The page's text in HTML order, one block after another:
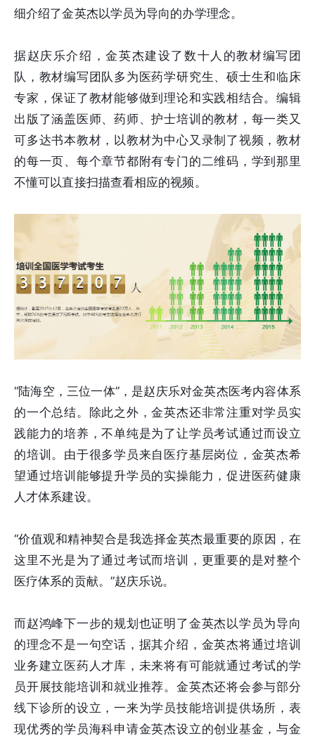
细介绍了金英杰以学员为导向的办学理念。
据赵庆乐介绍，金英杰建设了数十人的教材编写团
队，教材编写团队多为医药学研究生、硕士生和临床
专家，保证了教材能够做到理论和实践相结合。编辑
出版了涵盖医师、药师、护士培训的教材，每一类又
可多达书本教材，以教材为中心又录制了视频，教材
的每一页、每个章节都附有专门的二维码，学到那里
不懂可以直接扫描查看相应的视频。
“陆海空，三位一体”，是赵庆乐对金英杰医考内容体系
的一个总结。除此之外，金英杰还非常注重对学员实
践能力的培养，不单纯是为了让学员考试通过而设立
的培训。由于很多学员来自医疗基层岗位，金英杰希
望通过培训能够提升学员的实操能力，促进医药健康
人才体系建设。
“价值观和精神契合是我选择金英杰最重要的原因，在
这里不光是为了通过考试而培训，更重要的是对整个
医疗体系的贡献。”赵庆乐说。
而赵鸿峰下一步的规划也证明了金英杰以学员为导向
的理念不是一句空话，据其介绍，金英杰将通过培训
业务建立医药人才库，未来将有可能就通过考试的学
员开展技能培训和就业推荐。金英杰还将会参与部分
线下诊所的设立，一来为学员技能培训提供场所，表
现优秀的学员海科申请金英杰设立的创业基金，与金